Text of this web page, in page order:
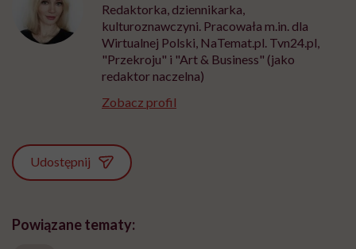
Redaktorka, dziennikarka,
kulturoznawczyni. Pracowała m.in. dla
Wirtualnej Polski, NaTemat.pl. Tvn24.pl,
"Przekroju" i "Art & Business" (jako
redaktor naczelna)
Zobacz profil
Udostępnij
Powiązane tematy: